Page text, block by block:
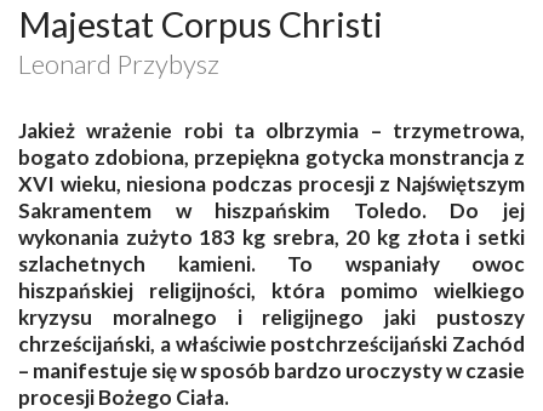
Majestat Corpus Christi
Leonard Przybysz
Jakież wrażenie robi ta olbrzymia – trzymetrowa,
bogato zdobiona, przepiękna gotycka monstrancja z
XVI wieku, niesiona podczas procesji z Najświętszym
Sakramentem w hiszpańskim Toledo. Do jej
wykonania zużyto 183 kg srebra, 20 kg złota i setki
szlachetnych kamieni. To wspaniały owoc
hiszpańskiej religijności, która pomimo wielkiego
kryzysu moralnego i religijnego jaki pustoszy
chrześcijański, a właściwie postchrześcijański Zachód
– manifestuje się w sposób bardzo uroczysty w czasie
procesji Bożego Ciała.